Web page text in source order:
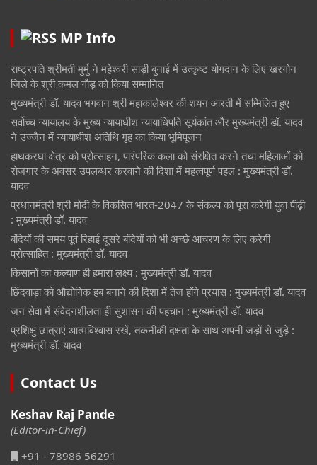
MP Info
राष्ट्रपति श्रीमती मुर्मु ने महेश्वरी साड़ी बुनाई में उत्कृष्ट योगदान के लिए खरगोन
जिले के श्री कमल गौड़ को किया सम्मानित
मुख्यमंत्री डॉ. यादव भगवान श्री महाकालेश्‍वर की शयन आरती में सम्मिलित हुए
सर्वोच्च न्यायालय के मुख्‍य न्‍यायाधीश न्यायाधिपति सूर्यकांत और मुख्यमंत्री डॉ. यादव
ने उज्जैन में न्यायाधीश अतिथि गृह का किया भूमिपूजन
हाथकरघा क्षेत्र को प्रोत्साहन, पारंपरिक कला को संरक्षित करने तथा महिलाओं को
रोजगार के अवसर उपलब्धर करवाने की दिशा में महत्वपूर्ण पहल : मुख्यमंत्री डॉ.
यादव
प्रधानमंत्री श्री मोदी के विकसित भारत-2047 के संकल्प को पूरा करेगी युवा पीढ़ी
: मुख्यमंत्री डॉ. यादव
बंदियों की समय पूर्व रिहाई दूसरे बंदियों को भी अच्छे आचरण के लिए करेगी
प्रोत्साहित : मुख्यमंत्री डॉ. यादव
किसानों का कल्याण ही हमारा लक्ष्य : मुख्यमंत्री डॉ. यादव
छिंदवाड़ा को औद्योगिक हब बनाने की दिशा में तेज होंगे प्रयास : मुख्यमंत्री डॉ. यादव
जन सेवा में संवेदनशीलता ही सुशासन की पहचान : मुख्यमंत्री डॉ. यादव
प्रशिक्षु छात्राएं आत्मविश्वास रखें, तकनीकी दक्षता के साथ अपनी जड़ों से जुड़े :
मुख्यमंत्री डॉ. यादव
Contact Us
Keshav Raj Pande
(Editor-in-Chief)
+91 - 78986 56291